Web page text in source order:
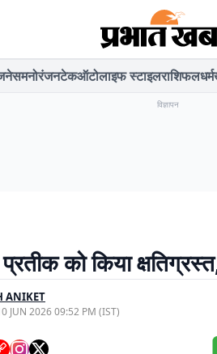
मनोरंजनटेकऑटोलाइफ स्टाइलराशिफलधर्म
विज्ञापन
प्रतीक को किया
ANIKET
JUN 2026 09:52 PM (IST)